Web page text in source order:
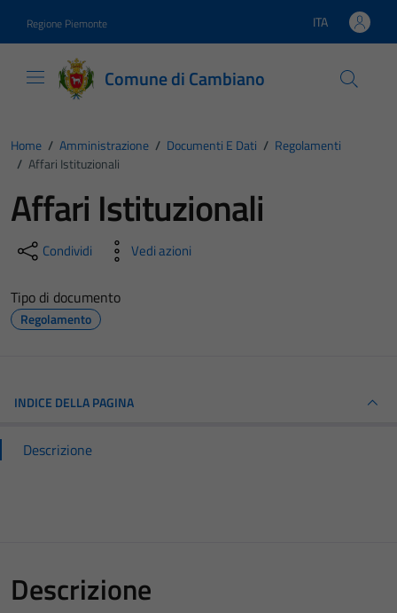
Regione Piemonte Lingua attiva:
ITA
Comune di Cambiano
Home / Amministrazione / Documenti E Dati / Regolamenti
/ Affari Istituzionali
Affari Istituzionali
Condividi Vedi azioni
Tipo di documento
Regolamento
INDICE DELLA PAGINA
Descrizione
Descrizione